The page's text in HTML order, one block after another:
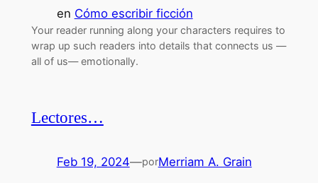
en Cómo escribir ficción
Your reader running along your characters requires to
wrap up such readers into details that connects us —
all of us— emotionally.
Lectores…
Feb 19, 2024—porMerriam A. Grain